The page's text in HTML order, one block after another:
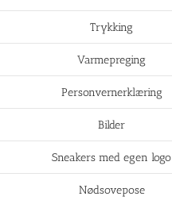
Trykking
Varmepreging
Personvernerklæring
Bilder
Sneakers med egen logo
Nødsovepose